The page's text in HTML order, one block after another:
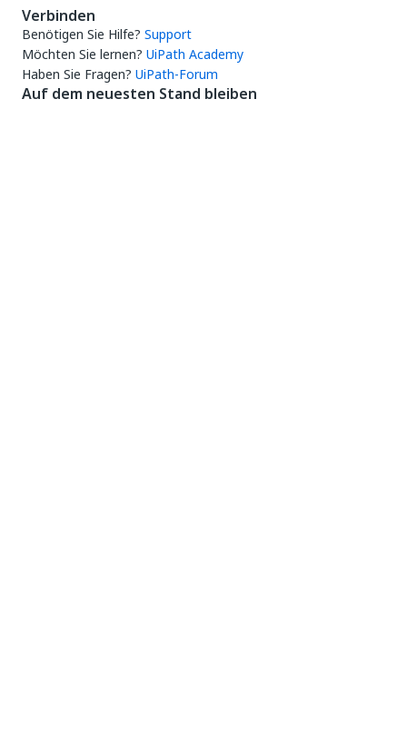
Verbinden
Benötigen Sie Hilfe? Support
Möchten Sie lernen? UiPath Academy
Haben Sie Fragen? UiPath-Forum
Auf dem neuesten Stand bleiben